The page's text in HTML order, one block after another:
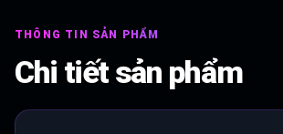
THÔNG TIN SẢN PHẨM
Chi tiết sản phẩm